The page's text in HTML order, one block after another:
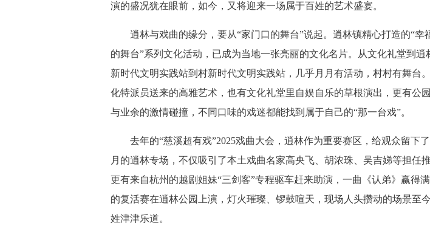
演的盛况犹在眼前，如今，又将迎来一场属于百姓的艺术盛宴。
逍林与戏曲的缘分，要从“家门口的舞台”说起。逍林镇精心打造的“幸
的舞台”系列文化活动，已成为当地一张亮丽的文化名片。从文化礼堂到逍
新时代文明实践站到村新时代文明实践站，几乎月月有活动，村村有舞台
化特派员送来的高雅艺术，也有文化礼堂里自娱自乐的草根演出，更有公
与业余的激情碰撞，不同口味的戏迷都能找到属于自己的“那一台戏”。
去年的“慈溪超有戏”2025戏曲大会，逍林作为重要赛区，给观众留下
月的逍林专场，不仅吸引了本土戏曲名家高央飞、胡浓珠、吴吉娣等担任
更有来自杭州的越剧姐妹“三剑客”专程驱车赶来助演，一曲《认弟》赢得
的复活赛在逍林公园上演，灯火璀璨、锣鼓喧天，现场人头攒动的场景至
姓津津乐道。